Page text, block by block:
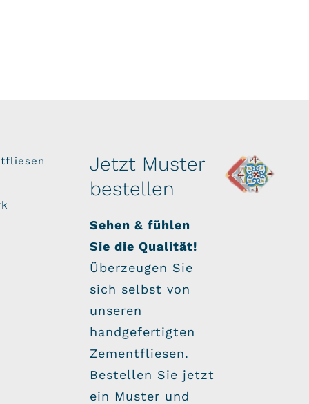
Jetzt Muster
bestellen
Sehen & fühlen
Sie die Qualität!
Überzeugen Sie
sich selbst von
unseren
handgefertigten
Zementfliesen.
Bestellen Sie jetzt
ein Muster und